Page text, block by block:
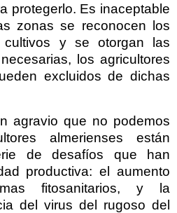
protegerlo. Es inaceptable
zonas se reconocen los
cultivos y se otorgan las
los agricultores
excluidos de dichas
agravio que no podemos
almerienses están
de desafíos que han
productiva: el aumento
fitosanitarios, y la
del virus del rugoso del